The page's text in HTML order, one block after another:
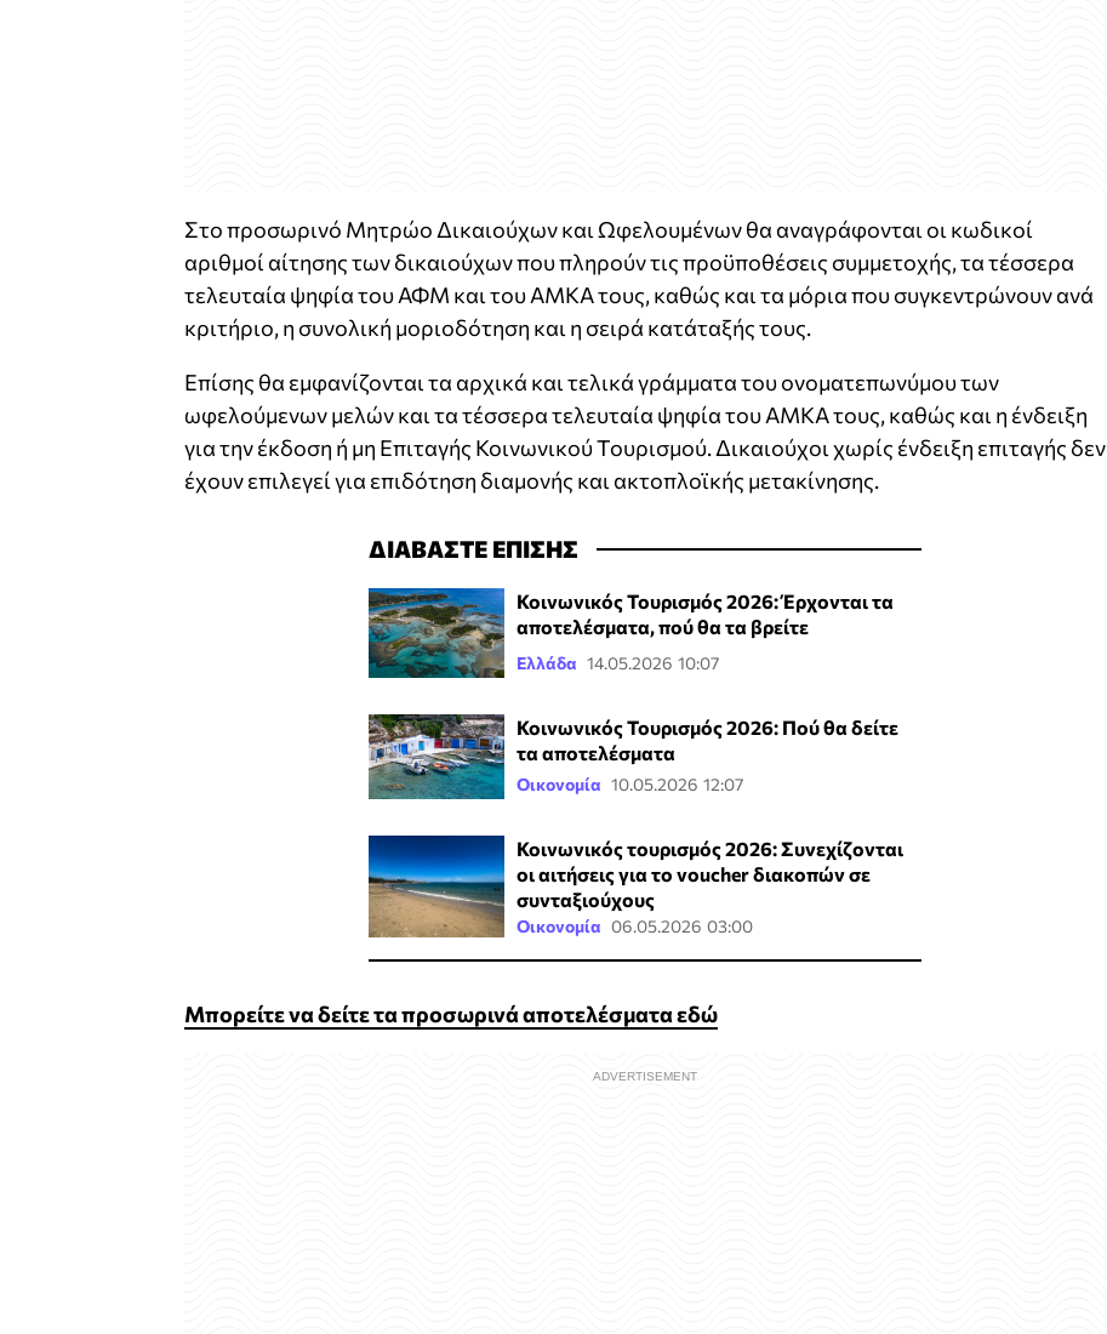
Στο προσωρινό Μητρώο Δικαιούχων και Ωφελουμένων θα αναγράφονται οι κωδικοί
αριθμοί αίτησης των δικαιούχων που πληρούν τις προϋποθέσεις συμμετοχής, τα τέσσερα
τελευταία ψηφία του ΑΦΜ και του ΑΜΚΑ τους, καθώς και τα μόρια που συγκεντρώνουν ανά
κριτήριο, η συνολική μοριοδότηση και η σειρά κατάταξής τους.
Επίσης θα εμφανίζονται τα αρχικά και τελικά γράμματα του ονοματεπωνύμου των
ωφελούμενων μελών και τα τέσσερα τελευταία ψηφία του ΑΜΚΑ τους, καθώς και η ένδειξη
για την έκδοση ή μη Επιταγής Κοινωνικού Τουρισμού. Δικαιούχοι χωρίς ένδειξη επιταγής δεν
έχουν επιλεγεί για επιδότηση διαμονής και ακτοπλοϊκής μετακίνησης.
ΔΙΑΒΑΣΤΕ ΕΠΙΣΗΣ
Κοινωνικός Τουρισμός 2026: Έρχονται τα
αποτελέσματα, πού θα τα βρείτε
Ελλάδα 14.05.2026 10:07
Κοινωνικός Τουρισμός 2026: Πού θα δείτε
τα αποτελέσματα
Οικονομία 10.05.2026 12:07
Κοινωνικός τουρισμός 2026: Συνεχίζονται
οι αιτήσεις για το voucher διακοπών σε
συνταξιούχους
Οικονομία 06.05.2026 03:00
Μπορείτε να δείτε τα προσωρινά αποτελέσματα εδώ